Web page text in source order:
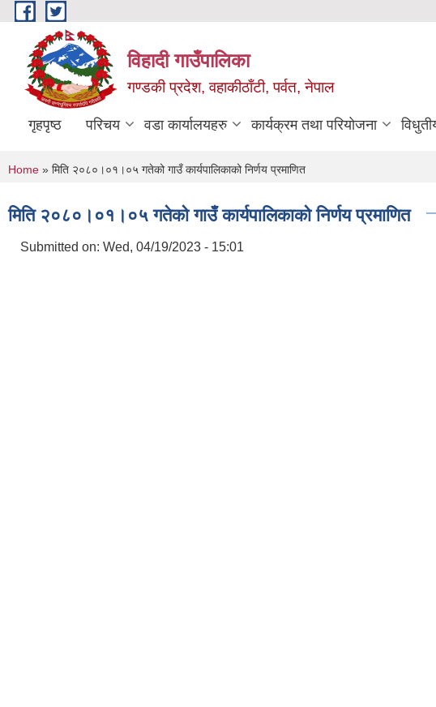
Skip to main content
विहादी गाउँपालिका
गण्डकी प्रदेश, वहाकीठाँटी, पर्वत, नेपाल
गृहपृष्ठ परिचय वडा कार्यालयहरु कार्यक्रम तथा परियोजना
You are here
Home » मिति २०८०।०१।०५ गतेको गाउँ कार्यपालिकाको निर्णय प्रमाणित
मिति २०८०।०१।०५ गतेको गाउँ कार्यपालिकाको निर्णय प्रमाणित
Submitted on: Wed, 04/19/2023 - 15:01